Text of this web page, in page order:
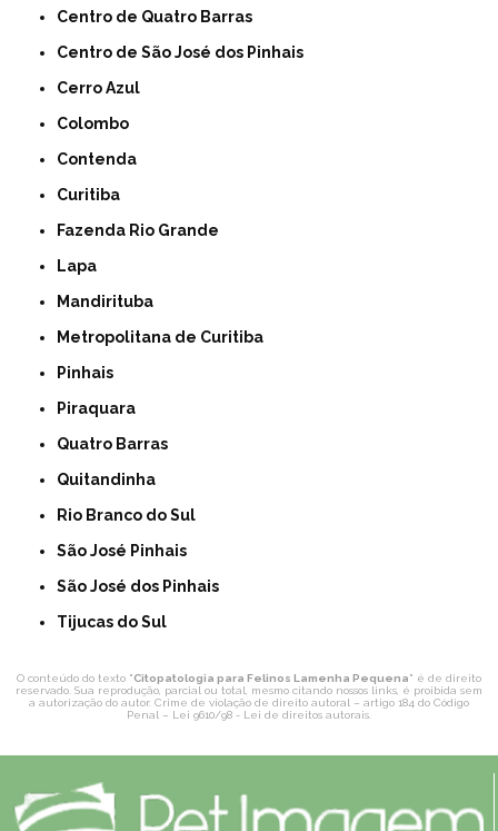
Centro de Quatro Barras
Centro de São José dos Pinhais
Cerro Azul
Colombo
Contenda
Curitiba
Fazenda Rio Grande
Lapa
Mandirituba
Metropolitana de Curitiba
Pinhais
Piraquara
Quatro Barras
Quitandinha
Rio Branco do Sul
São José Pinhais
São José dos Pinhais
Tijucas do Sul
O conteúdo do texto "Citopatologia para Felinos Lamenha Pequena" é de direito
reservado. Sua reprodução, parcial ou total, mesmo citando nossos links, é proibida sem
a autorização do autor. Crime de violação de direito autoral – artigo 184 do Código
Penal – Lei 9610/98 - Lei de direitos autorais